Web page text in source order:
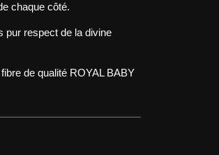
chaque côté.
pur respect de la divine
de qualité ROYAL BABY